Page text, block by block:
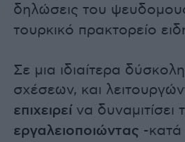
δηλώσεις του
τουρκικό πρακτορείο
Σε μια ιδιαίτερα
σχέσεων, και
επιχειρείνα δυναμιτίσει
εργαλειοποιώντας -κατά